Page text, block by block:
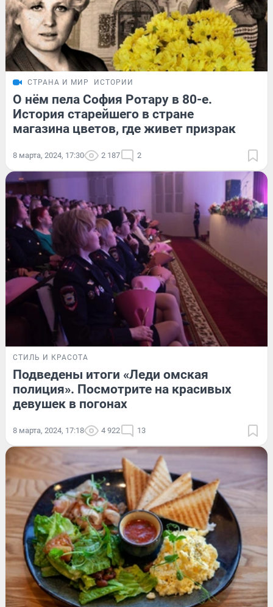
СТРАНА И МИР ИСТОРИИ
О нём пела София Ротару в 80-е.
История старейшего в стране
магазина цветов, где живет призрак
8 марта, 2024, 17:30 2 187 2
СТИЛЬ И КРАСОТА
Подведены итоги «Леди омская
полиция». Посмотрите на красивых
девушек в погонах
8 марта, 2024, 17:18 4 922 13